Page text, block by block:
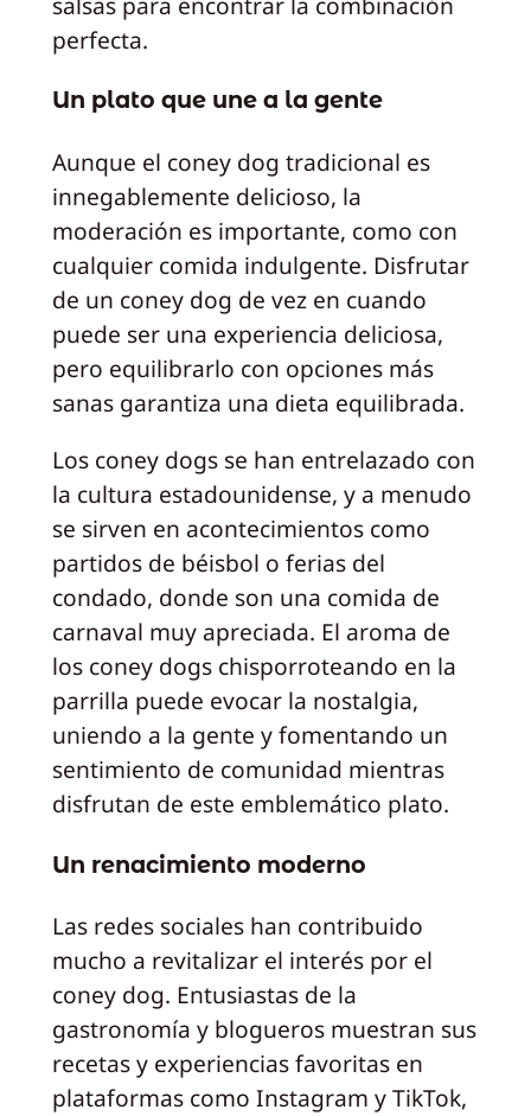
perfecta.
Un plato que une a la gente
Aunque el coney dog tradicional es
innegablemente delicioso, la
moderación es importante, como con
cualquier comida indulgente. Disfrutar
de un coney dog de vez en cuando
puede ser una experiencia deliciosa,
pero equilibrarlo con opciones más
sanas garantiza una dieta equilibrada.
Los coney dogs se han entrelazado con
la cultura estadounidense, y a menudo
se sirven en acontecimientos como
partidos de béisbol o ferias del
condado, donde son una comida de
carnaval muy apreciada. El aroma de
los coney dogs chisporroteando en la
parrilla puede evocar la nostalgia,
uniendo a la gente y fomentando un
sentimiento de comunidad mientras
disfrutan de este emblemático plato.
Un renacimiento moderno
Las redes sociales han contribuido
mucho a revitalizar el interés por el
coney dog. Entusiastas de la
gastronomía y blogueros muestran sus
recetas y experiencias favoritas en
plataformas como Instagram y TikTok,